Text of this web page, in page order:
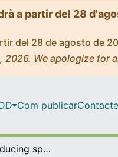
a partir del 28
del 28 de agosto de
We apologize for
Com publicarContacte
Method for reducing specular reflections in Mueller matrix imaging